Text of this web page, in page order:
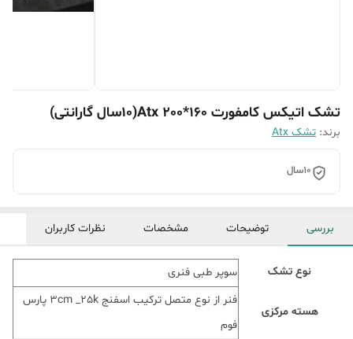
تشک اتیکس کامفورت Atx 200*160(۱۰سال گارانتی)
برند: تشک Atx
10سال
بررسی توضیحات مشخصات نظرات کاربران
نوع تشک سوپر طبی فنری
هسته مرکزی
فنر از نوع متصل ترکیب اسفنج 3cm _25k پارس
فوم